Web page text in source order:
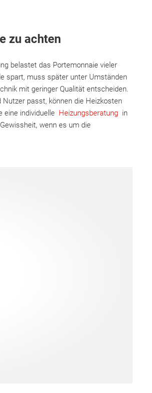
zu achten
belastet das Portemonnaie vieler
spart, muss später unter Umständen
mit geringer Qualität entscheiden.
passt, können die Heizkosten
eine individuelle Heizungsberatung in
wenn es um die